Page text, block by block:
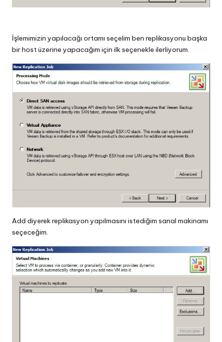
İşlemimizin yapılacağı ortamı seçelim ben replikasyonu başka
bir host üzerine yapacağım için ilk seçenekle ilerliyorum.
Add diyerek replikasyon yapılmasını istediğim sanal makinamı
seçeceğim.